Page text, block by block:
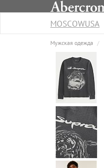
MOSCOWUSA
Мужская одежда